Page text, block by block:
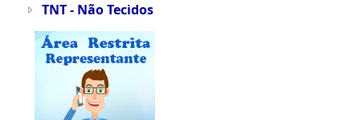
TNT - Não Tecidos